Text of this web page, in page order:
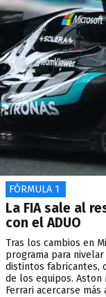
FÓRMULA 1
La FIA sale al
con el ADUO
Tras los cambios en
programa para
distintos fabricantes,
de los equipos.
Ferrari acercarse más